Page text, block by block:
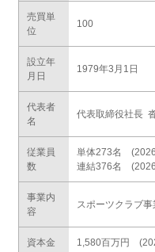
売買単
位
100
設立年
月日
1979年3月1日
代表者
名
代表取締役社長
従業員
数
単体273名 (2026
連結376名 (2026
事業内
容
スポーツクラブ
資本金 1,580百万円